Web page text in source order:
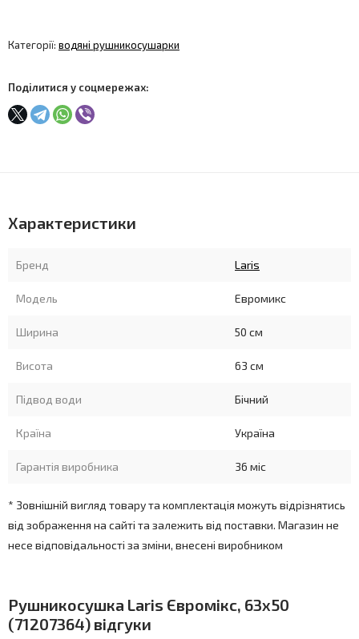
Категорії: водяні рушникосушарки
Поділитися у соцмережах:
Характеристики
Бренд Laris
Модель Евромикс
Ширина 50 см
Висота 63 см
Підвод води Бічний
Країна Україна
Гарантія виробника 36 міс
* Зовнішній вигляд товару та комплектація можуть відрізнятись
від зображення на сайті та залежить від поставки. Магазин не
несе відповідальності за зміни, внесені виробником
Рушникосушка Laris Євромікс, 63x50
(71207364) відгуки